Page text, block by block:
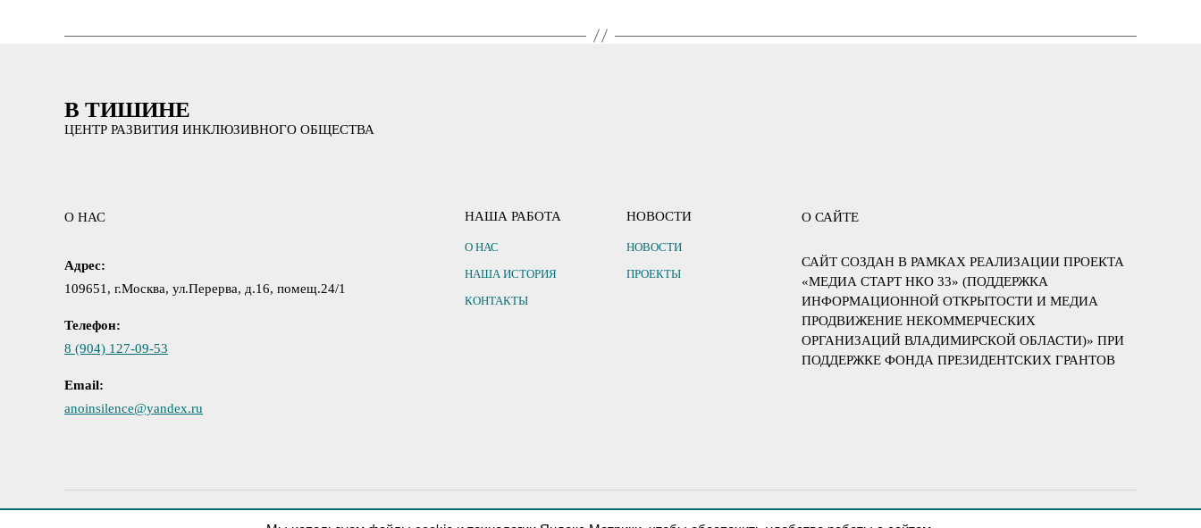
В ТИШИНЕ
ЦЕНТР РАЗВИТИЯ ИНКЛЮЗИВНОГО ОБЩЕСТВА
О НАС
Адрес:
109651, г.Москва, ул.Перерва, д.16, помещ.24/1
Телефон:
8 (904) 127-09-53
Email:
anoinsilence@yandex.ru
НАША РАБОТА
О НАС
НАША ИСТОРИЯ
КОНТАКТЫ
НОВОСТИ
НОВОСТИ
ПРОЕКТЫ
О САЙТЕ
САЙТ СОЗДАН В РАМКАХ РЕАЛИЗАЦИИ ПРОЕКТА
«МЕДИА СТАРТ НКО 33» (ПОДДЕРЖКА
ИНФОРМАЦИОННОЙ ОТКРЫТОСТИ И МЕДИА
ПРОДВИЖЕНИЕ НЕКОММЕРЧЕСКИХ
ОРГАНИЗАЦИЙ ВЛАДИМИРСКОЙ ОБЛАСТИ)» ПРИ
ПОДДЕРЖКЕ ФОНДА ПРЕЗИДЕНТСКИХ ГРАНТОВ